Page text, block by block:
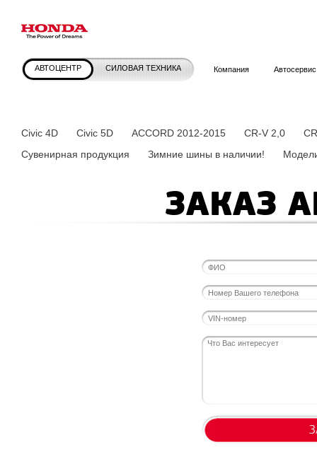
АВТОЦЕНТР СИЛОВАЯ ТЕХНИКА Компания Автосервис
Civic 4D Civic 5D ACCORD 2012-2015 CR-V 2,0
Сувенирная продукция
Зимние шины в наличии!
ЗАКАЗ